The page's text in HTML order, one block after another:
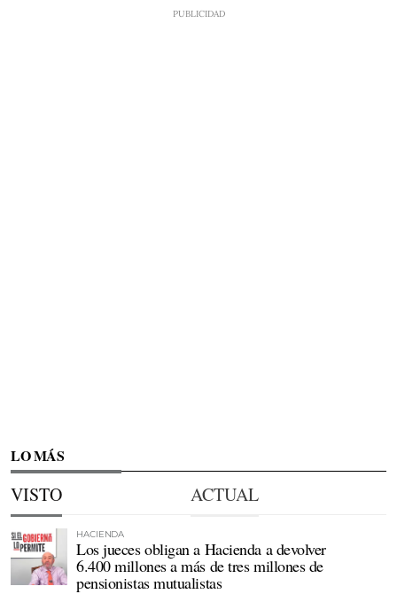
LO MÁS
VISTO ACTUAL
HACIENDA
Los jueces obligan a Hacienda a devolver
6.400 millones a más de tres millones de
pensionistas mutualistas